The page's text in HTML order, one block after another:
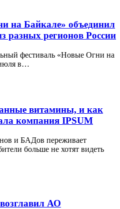
на Байкале» объединил
разных регионов России
фестиваль «Новые Огни на
в…
витамины, и как
компания IPSUM
и БАДов переживает
больше не хотят видеть
АО